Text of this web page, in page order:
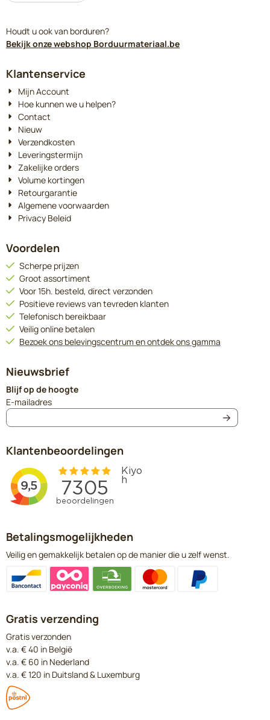
Houdt u ook van borduren?
Bekijk onze webshop Borduurmateriaal.be
Klantenservice
Mijn Account
Hoe kunnen we u helpen?
Contact
Nieuw
Verzendkosten
Leveringstermijn
Zakelijke orders
Volume kortingen
Retourgarantie
Algemene voorwaarden
Privacy Beleid
Voordelen
Scherpe prijzen
Groot assortiment
Voor 15h. besteld, direct verzonden
Positieve reviews van tevreden klanten
Telefonisch bereikbaar
Veilig online betalen
Bezoek ons belevingscentrum en ontdek ons gamma
Nieuwsbrief
Blijf op de hoogte
E-mailadresVul je e-mailadres in voor de nieuwsbrief
Klantenbeoordelingen
Betalingsmogelijkheden
Veilig en gemakkelijk betalen op de manier die u zelf wenst.
Gratis verzending
Gratis verzonden
v.a. € 40 in België
v.a. € 60 in Nederland
v.a. € 120 in Duitsland & Luxemburg